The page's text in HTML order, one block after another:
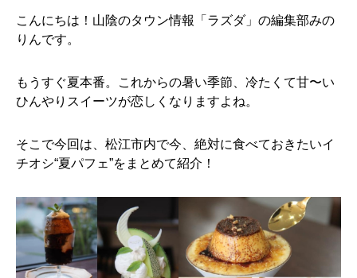
こんにちは！山陰のタウン情報「ラズダ」の編集部みの
りんです。
もうすぐ夏本番。これからの暑い季節、冷たくて甘〜い
ひんやりスイーツが恋しくなりますよね。
そこで今回は、松江市内で今、絶対に食べておきたいイ
チオシ“夏パフェ”をまとめて紹介！